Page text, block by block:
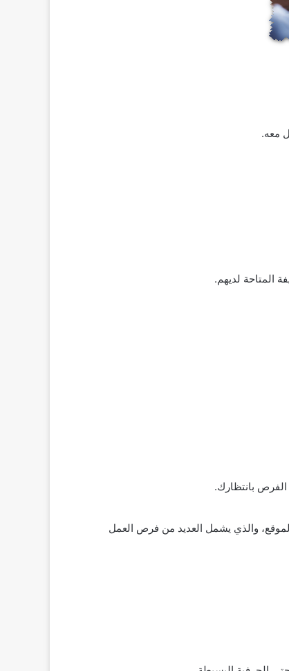
معه.
المتاحة لديهم.
بانتظارك.
والذي يشمل العديد من فرص العمل